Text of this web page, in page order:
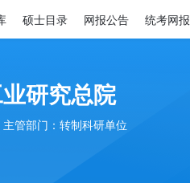
硕士目录 网报公告 统考网报
研究总院
主管部门：转制科研单位